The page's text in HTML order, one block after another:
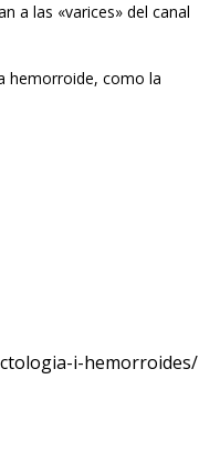
a las «varices» del canal
hemorroide, como la
i-hemorroides/